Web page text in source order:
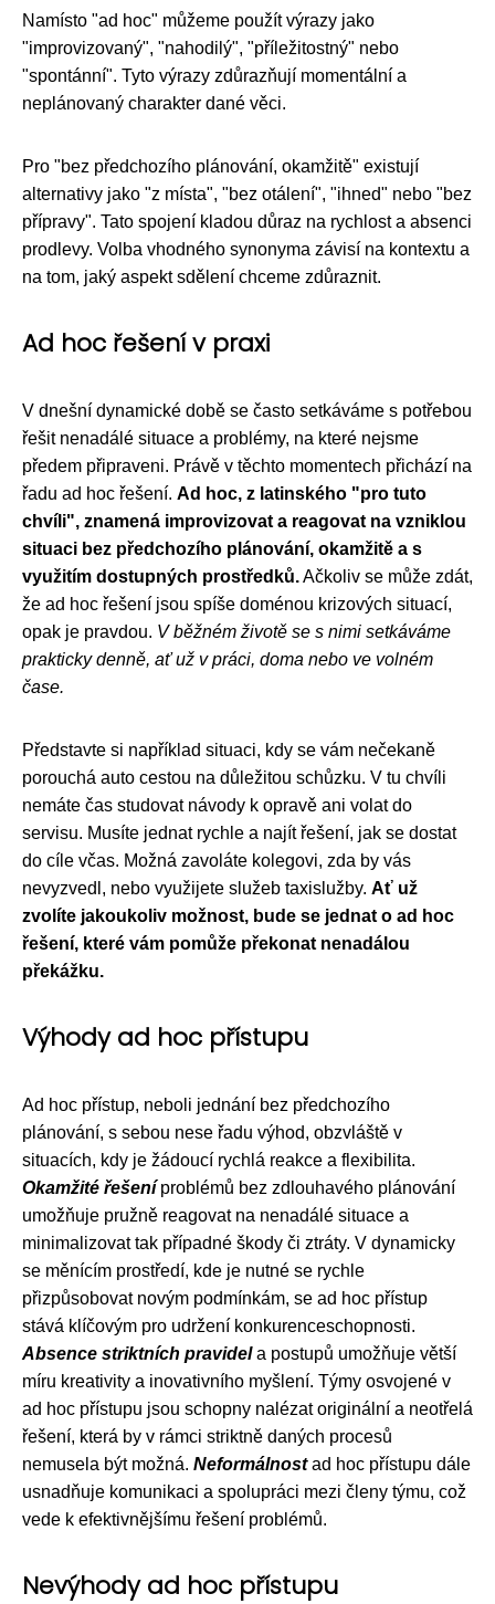
Namísto "ad hoc" můžeme použít výrazy jako
"improvizovaný", "nahodilý", "příležitostný" nebo
"spontánní". Tyto výrazy zdůrazňují momentální a
neplánovaný charakter dané věci.
Pro "bez předchozího plánování, okamžitě" existují
alternativy jako "z místa", "bez otálení", "ihned" nebo "bez
přípravy". Tato spojení kladou důraz na rychlost a absenci
prodlevy. Volba vhodného synonyma závisí na kontextu a
na tom, jaký aspekt sdělení chceme zdůraznit.
Ad hoc řešení v praxi
V dnešní dynamické době se často setkáváme s potřebou
řešit nenadálé situace a problémy, na které nejsme
předem připraveni. Právě v těchto momentech přichází na
řadu ad hoc řešení. Ad hoc, z latinského "pro tuto
chvíli", znamená improvizovat a reagovat na vzniklou
situaci bez předchozího plánování, okamžitě a s
využitím dostupných prostředků.Ačkoliv se může zdát,
že ad hoc řešení jsou spíše doménou krizových situací,
opak je pravdou. V běžném životě se s nimi setkáváme
prakticky denně, ať už v práci, doma nebo ve volném
čase.
Představte si například situaci, kdy se vám nečekaně
porouchá auto cestou na důležitou schůzku. V tu chvíli
nemáte čas studovat návody k opravě ani volat do
servisu. Musíte jednat rychle a najít řešení, jak se dostat
do cíle včas. Možná zavoláte kolegovi, zda by vás
nevyzvedl, nebo využijete služeb taxislužby. Ať už
zvolíte jakoukoliv možnost, bude se jednat o ad hoc
řešení, které vám pomůže překonat nenadálou
překážku.
Výhody ad hoc přístupu
Ad hoc přístup, neboli jednání bez předchozího
plánování, s sebou nese řadu výhod, obzvláště v
situacích, kdy je žádoucí rychlá reakce a flexibilita.
Okamžité řešeníproblémů bez zdlouhavého plánování
umožňuje pružně reagovat na nenadálé situace a
minimalizovat tak případné škody či ztráty. V dynamicky
se měnícím prostředí, kde je nutné se rychle
přizpůsobovat novým podmínkám, se ad hoc přístup
stává klíčovým pro udržení konkurenceschopnosti.
Absence striktních pravidela postupů umožňuje větší
míru kreativity a inovativního myšlení. Týmy osvojené v
ad hoc přístupu jsou schopny nalézat originální a neotřelá
řešení, která by v rámci striktně daných procesů
nemusela být možná. Neformálnostad hoc přístupu dále
usnadňuje komunikaci a spolupráci mezi členy týmu, což
vede k efektivnějšímu řešení problémů.
Nevýhody ad hoc přístupu